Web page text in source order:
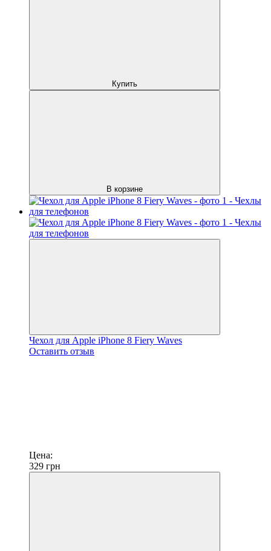
Купить
В корзине
Чехол для Apple iPhone 8 Fiery Waves
Оставить отзыв
Цена:
329 грн